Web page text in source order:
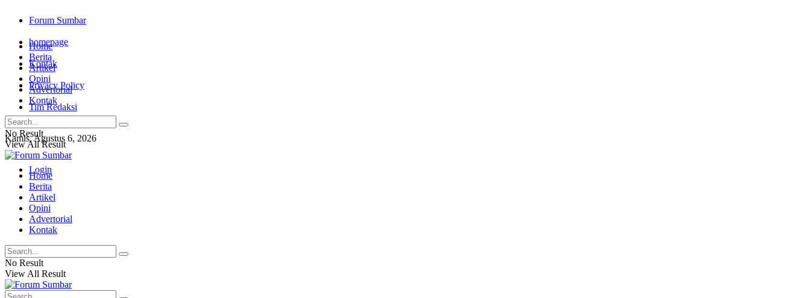
Forum Sumbar
homepage
Kontak
Privacy Policy
Tim Redaksi
Kamis, Agustus 6, 2026
Login
Home
Berita
Artikel
Opini
Advertorial
Kontak
No Result
View All Result
Home
Berita
Artikel
Opini
Advertorial
Kontak
No Result
View All Result